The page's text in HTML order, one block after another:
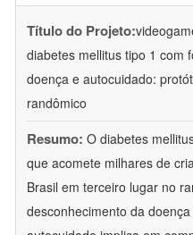
Título do Projeto:
diabetes mellitus tipo 1 com
doença e autocuidado:
randômico
Resumo: O diabetes
que acomete milhares de
Brasil em terceiro lugar no
desconhecimento da